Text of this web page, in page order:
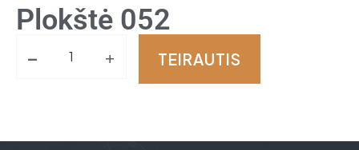
Plokštė 052
- + TEIRAUTIS